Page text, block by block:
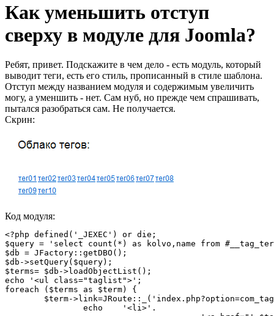
Как уменьшить отступ
сверху в модуле для Joomla?
Ребят, привет. Подскажите в чем дело - есть модуль, который
выводит теги, есть его стиль, прописанный в стиле шаблона.
Отступ между названием модуля и содержимым увеличить
могу, а уменшить - нет. Сам нуб, но прежде чем спрашивать,
пытался разобраться сам. Не получается.
Скрин:
Код модуля:
<?php defined('_JEXEC') or die;
$query = 'select count(*) as kolvo,name from
$db = JFactory::getDBO();
$db->setQuery($query);
$terms= $db->loadObjectList();
echo '<ul class="taglist">';
foreach ($terms as $term) {